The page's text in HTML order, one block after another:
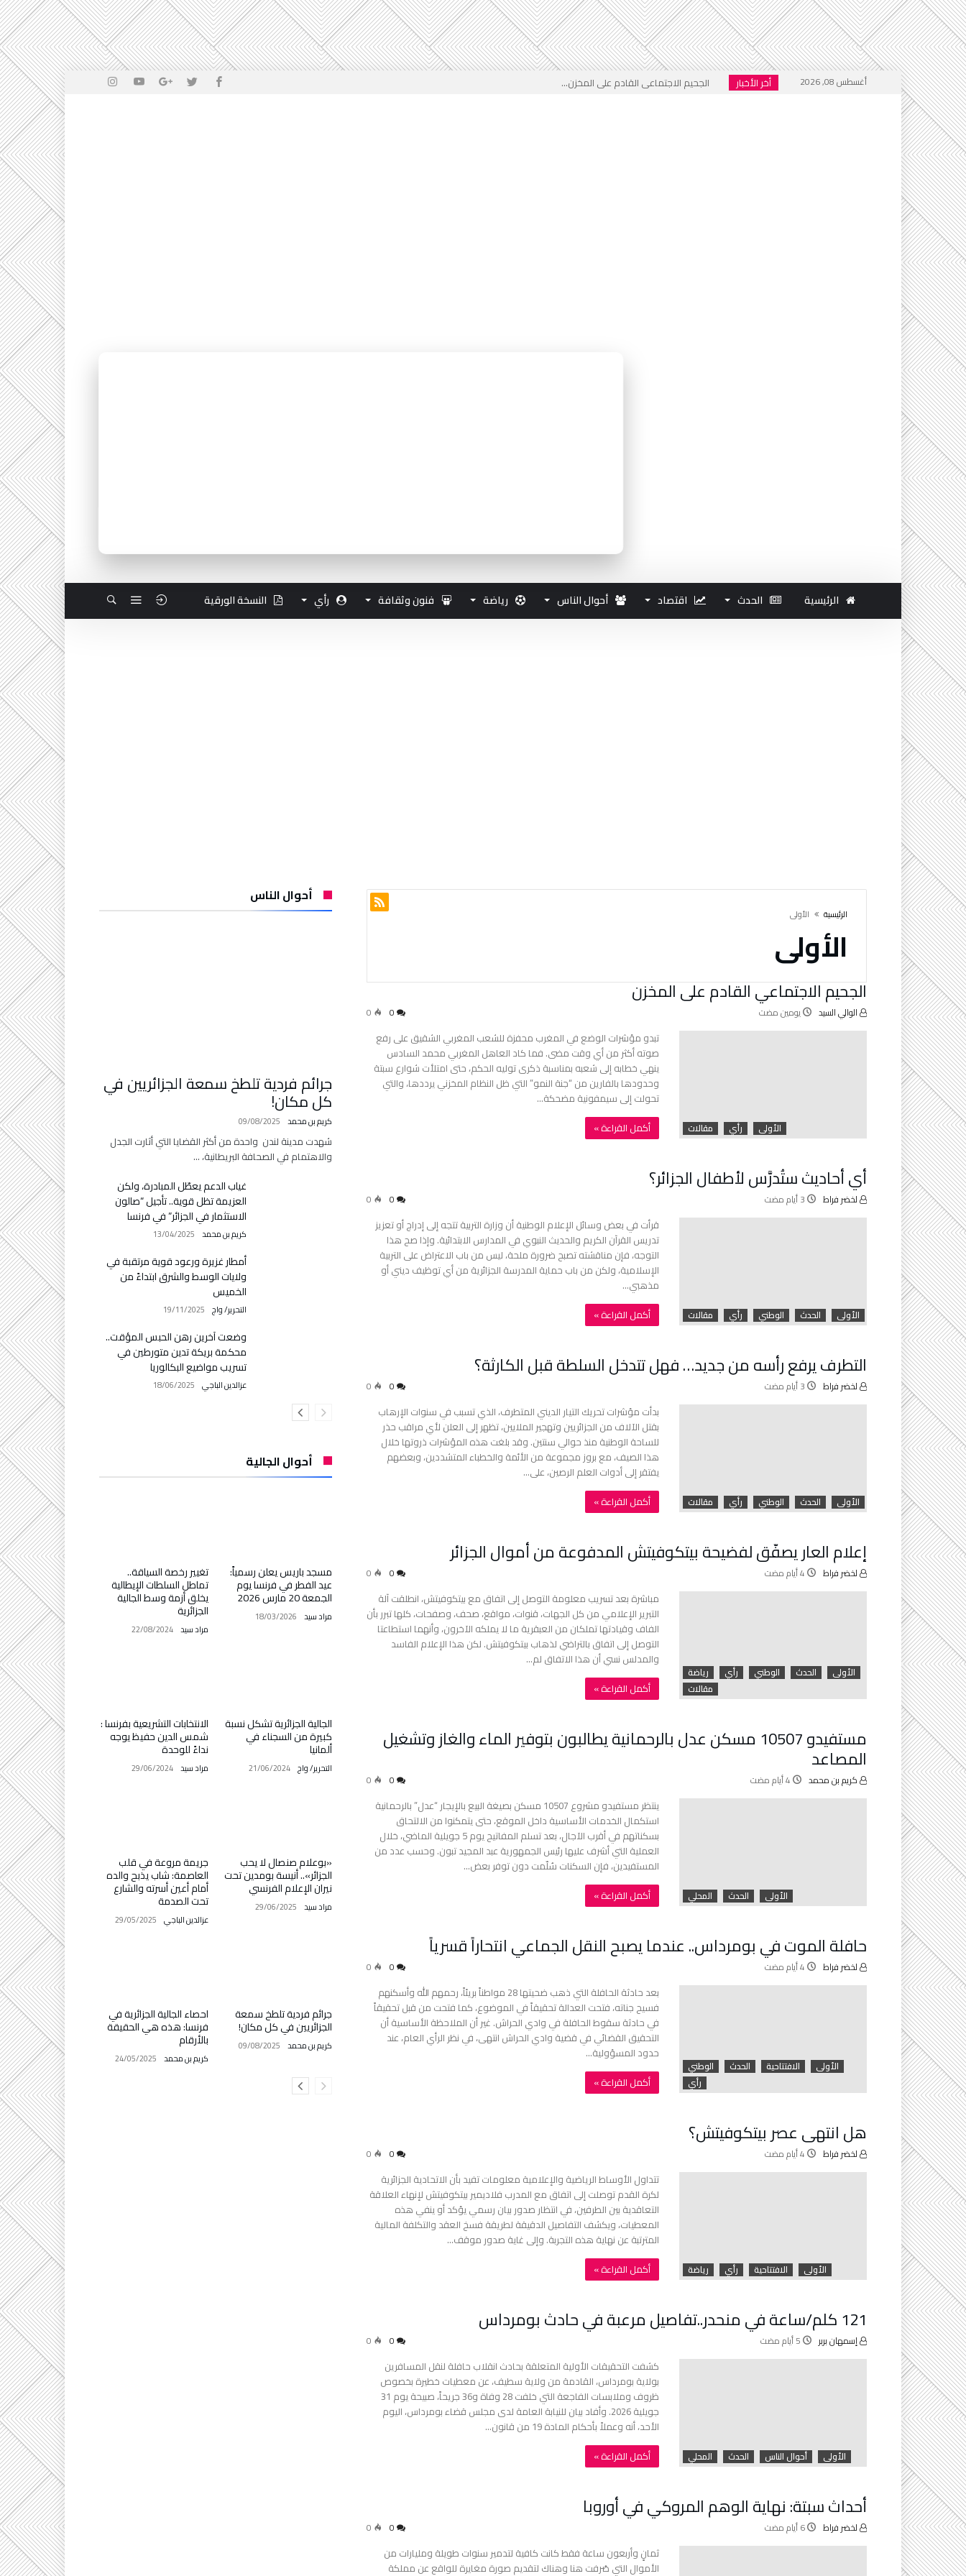
أغسطس 08, 2026 أخر الأخبار
الجحيم الاجتماعي القادم على المخزن...
الرئيسية الحدث اقتصاد أحوال الناس رياضة فنون وثقافة رأي النسخة الورقية
‫الرئيسية‬ الأولى
الأولى
الجحيم الاجتماعي القادم على المخزن
الوالي السيد ‫‫‫‏‫يومين مضت‬ 0
الأولى رأي مقالات
تبدو مؤشرات الوضع في المغرب محفزة للشعب المغربي الشقيق على رفع
صوته أكثر من أي وقت مضى. فما كاد العاهل المغربي محمد السادس
ينهي خطابه إلى شعبه بمناسبة ذكرى توليه الحكم، حتى امتلأت شوارع سبتة
وحدودها بالفارين من “جنة النمو” التي ظل النظام المخزني يرددها، والتي
تحولت إلى سيمفونية مضحكة…
‫أكمل القراءة »‬
أي أحاديث ستُدرَّس لأطفال الجزائر؟
لخضر فراط 0
الأولى الحدث الوطني رأي مقالات
قرأت في بعض وسائل الإعلام الوطنية أن وزارة التربية تتجه إلى إدراج أو تعزيز
تدريس القرآن الكريم والحديث النبوي في المدارس الابتدائية. وإذا صح هذا
التوجه، فإن مناقشته تصبح ضرورة ملحة، ليس من باب الاعتراض على التربية
الإسلامية، ولكن من باب حماية المدرسة الجزائرية من أي توظيف ديني أو
مذهبي…
‫أكمل القراءة »‬
التطرف يرفع رأسه من جديد… فهل تتدخل السلطة قبل الكارثة؟
لخضر فراط 0
الأولى الحدث الوطني رأي مقالات
بدأت مؤشرات تحريك التيار الديني المتطرف، الذي تسبب في سنوات الإرهاب
بقتل الآلاف من الجزائريين وتهجير الملايين، تظهر إلى العلن لأي مراقب حذر
للساحة الوطنية منذ حوالي سنتين. وقد بلغت هذه المؤشرات ذروتها خلال
هذا الصيف، مع بروز مجموعة من الأئمة والخطباء المتشددين، وبعضهم
يفتقر إلى أدوات العلم الرصين، على…
‫أكمل القراءة »‬
إعلام العار يصفّق لفضيحة بيتكوفيتش المدفوعة من أموال الجزائر
لخضر فراط 0
الأولى الحدث الوطني رأي
رياضة
مقالات
مباشرة بعد تسريب معلومة التوصل إلى اتفاق مع بيتكوفيتش، انطلقت آلة
التبرير الإعلامي من كل الجهات، قنوات، مواقع، صحف، وصفحات، كلها تبرر بأن
الفاف وقيادتها تملكان من العبقرية ما لا يملكه الآخرون، وأنهما استطاعتا
التوصل إلى اتفاق بالتراضي لذهاب بيتكوفيتش. لكن هذا الإعلام الفاسد
والمدلس نسي أن هذا الاتفاق لم…
‫أكمل القراءة »‬
مستفيدو 10507 مسكن عدل بالرحمانية يطالبون بتوفير الماء والغاز وتشغيل
المصاعد
كريم بن محمد 0
الأولى الحدث المحلي
ينتظر مستفيدو مشروع 10507 مسكن بصيغة البيع بالإيجار “عدل” بالرحمانية
استكمال الخدمات الأساسية داخل الموقع، حتى يتمكنوا من الالتحاق
بسكناتهم في أقرب الآجال، بعد تسلم المفاتيح يوم 5 جويلية الماضي، خلال
العملية التي أشرف عليها رئيس الجمهورية عبد المجيد تبون. وحسب عدد من
المستفيدين، فإن السكنات سُلّمت دون توفر بعض…
‫أكمل القراءة »‬
حافلة الموت في بومرداس.. عندما يصبح النقل الجماعي انتحاراً قسرياً
لخضر فراط 0
الأولى الافتتاحية الحدث
الوطني
رأي
بعد حادثة الحافلة التي ذهب ضحيتها 28 مواطناً بريئاً، رحمهم الله وأسكنهم
فسيح جناته، فتحت العدالة تحقيقاً في الموضوع، كما فتحت من قبل تحقيقاً
في حادثة سقوط الحافلة في وادي الحراش. غير أن الملاحظة الأساسية أن
التحقيق القضائي في قضية وادي الحراش انتهى، في نظر الرأي العام، عند
حدود المسؤولية…
‫أكمل القراءة »‬
هل انتهى عصر بيتكوفيتش؟
لخضر فراط 0
الأولى الافتتاحية رأي رياضة
تتداول الأوساط الرياضية والإعلامية معلومات تفيد بأن الاتحادية الجزائرية
لكرة القدم توصلت إلى اتفاق مع المدرب فلاديمير بيتكوفيتش لإنهاء العلاقة
التعاقدية بين الطرفين، في انتظار صدور بيان رسمي يؤكد أو ينفي هذه
المعطيات، ويكشف التفاصيل الدقيقة لطريقة فسخ العقد والتكلفة المالية
المترتبة عن نهاية هذه التجربة. وإلى غاية صدور موقف…
‫أكمل القراءة »‬
121 كلم/ساعة في منحدر..تفاصيل مرعبة في حادث بومرداس
إسمهان بربر 0
الأولى أحوال الناس الحدث المحلي
كشفت التحقيقات الأولية المتعلقة بحادث انقلاب حافلة لنقل المسافرين
بولاية بومرداس، القادمة من ولاية سطيف، عن معطيات خطيرة بخصوص
ظروف وملابسات الفاجعة التي خلفت 28 وفاة و36 جريحاً، صبيحة يوم 31
جويلية 2026. وأفاد بيان للنيابة العامة لدى مجلس قضاء بومرداس، اليوم
الأحد، أنه وعملاً بأحكام المادة 19 من قانون…
‫أكمل القراءة »‬
أحداث سبتة: نهاية الوهم المروكي في أوروبا
لخضر فراط 0
ثمانٍ وأربعون ساعة فقط كانت كافية لتدمير سنوات طويلة ومليارات من
الأموال التي صُرفت هنا وهناك لتقديم صورة مغايرة للواقع عن مملكة
أحوال الناس
جرائم فردية تلطخ سمعة الجزائريين في
كل مكان!
كريم بن محمد 09/08/2025
شهدت مدينة لندن واحدة من أكثر القضايا التي أثارت الجدل
والاهتمام في الصحافة البريطانية، …
غياب الدعم يعطّل المبادرة، ولكن
العزيمة تظل قوية.. تأجيل “صالون
الاستثمار في الجزائر” في فرنسا
كريم بن محمد 13/04/2025
أمطار غزيرة ورعود قوية مرتقبة في
ولايات الوسط والشرق ابتداءً من
الخميس
التحرير/ واج 19/11/2025
وضعت آخرين رهن الحبس المؤقت..
محكمة بريكة تدين متورطين في
تسريب مواضيع البكالوريا
عزالدين الباجي 18/06/2025
أحوال الجالية
تغيير رخصة السياقة..
تماطل السلطات الإيطالية
يخلق أزمة وسط الجالية
الجزائرية
مراد سيد 22/08/2024
مسجد باريس يعلن رسمياً:
عيد الفطر في فرنسا يوم
الجمعة 20 مارس 2026
مراد سيد 18/03/2026
الانتخابات التشريعية بفرنسا :
شمس الدين حفيظ يوجه
نداءً للوحدة
مراد سيد 29/06/2024
الجالية الجزائرية تشكل نسبة
كبيرة من السجناء في
ألمانيا
التحرير/ واج 21/06/2024
جريمة مروعة في قلب
العاصمة: شاب يذبح والده
أمام أعين أسرته والشارع
تحت الصدمة
عزالدين الباجي 29/05/2025
«بوعلام صنصال لا يحب
الجزائر».. أنيسة بومدين تحت
نيران الإعلام الفرنسي
مراد سيد 29/06/2025
احصاء الجالية الجزائرية في
فرنسا: هذه هي الحقيقة
بالأرقام
كريم بن محمد 24/05/2025
جرائم فردية تلطخ سمعة
الجزائريين في كل مكان!
كريم بن محمد 09/08/2025